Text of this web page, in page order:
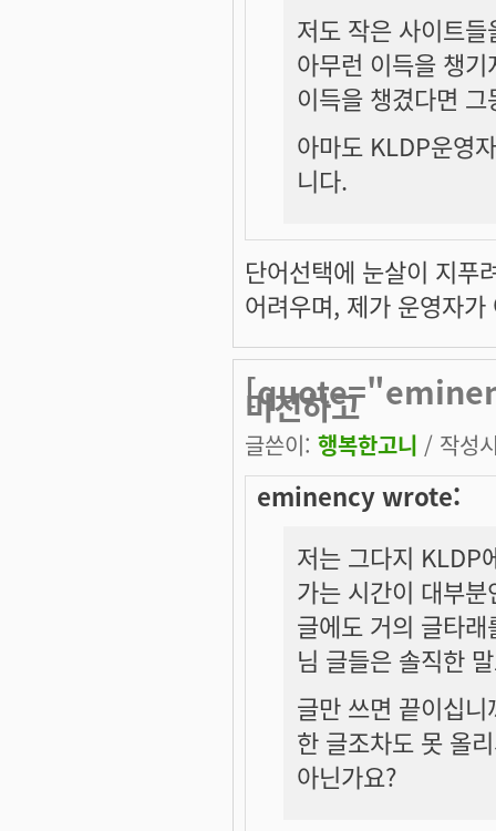
저도 작은 사이트
아무런 이득을 챙
이득을 챙겼다면
아마도 KLDP운영
니다.
단어선택에 눈살이 지푸
어려우며, 제가 운영자
미진하고
글쓴이: 행복한고니 / 작성
eminency wrote:
저는 그다지 KLDP
가는 시간이 대부
글에도 거의 글타
님 글들은 솔직한
글만 쓰면 끝이십
한 글조차도 못 올
아닌가요?